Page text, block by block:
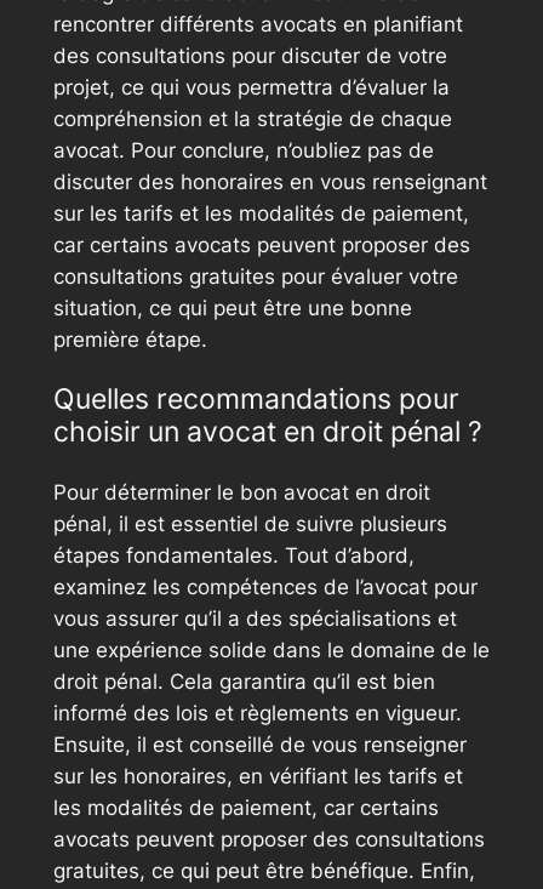
rencontrer différents avocats en planifiant
des consultations pour discuter de votre
projet, ce qui vous permettra d’évaluer la
compréhension et la stratégie de chaque
avocat. Pour conclure, n’oubliez pas de
discuter des honoraires en vous renseignant
sur les tarifs et les modalités de paiement,
car certains avocats peuvent proposer des
consultations gratuites pour évaluer votre
situation, ce qui peut être une bonne
première étape.
Quelles recommandations pour
choisir un avocat en droit pénal ?
Pour déterminer le bon avocat en droit
pénal, il est essentiel de suivre plusieurs
étapes fondamentales. Tout d’abord,
examinez les compétences de l’avocat pour
vous assurer qu’il a des spécialisations et
une expérience solide dans le domaine de le
droit pénal. Cela garantira qu’il est bien
informé des lois et règlements en vigueur.
Ensuite, il est conseillé de vous renseigner
sur les honoraires, en vérifiant les tarifs et
les modalités de paiement, car certains
avocats peuvent proposer des consultations
gratuites, ce qui peut être bénéfique. Enfin,